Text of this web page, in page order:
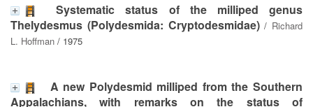
Systematic status of the milliped genus
Thelydesmus (Polydesmida: Cryptodesmidae)/ Richard
L. Hoffman / 1975
A new Polydesmid milliped from the Southern
Appalachians, with remarks on the status of